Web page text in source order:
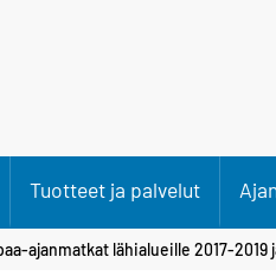
Tuotteet ja palvelut
ajanmatkat lähialueille 2017-